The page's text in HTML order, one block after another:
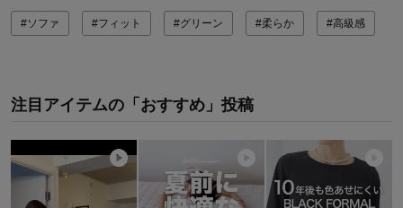
#ソファ #フィット #グリーン #柔らか #高級感
注目アイテムの「おすすめ」投稿